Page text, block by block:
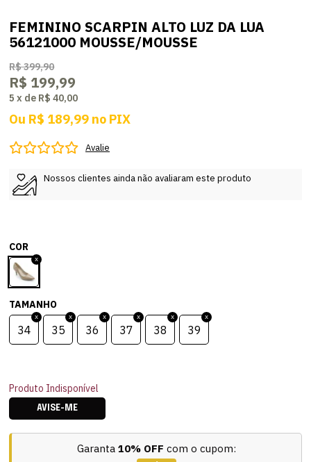
FEMININO SCARPIN ALTO LUZ DA LUA
56121000 MOUSSE/MOUSSE
R$ 399,90
R$ 199,99
5 x de R$ 40,00
Ou R$ 189,99 no PIX
Avalie
Nossos clientes ainda não avaliaram este produto
COR
TAMANHO
34 35 36 37 38 39
Produto Indisponível
AVISE-ME
Garanta 10% OFF com o cupom: